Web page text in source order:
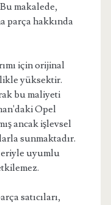
makalede,
parça hakkında
için orijinal
yüksektir.
bu maliyeti
Opel
ancak işlevsel
sunmaktadır.
uyumlu
satıcıları,